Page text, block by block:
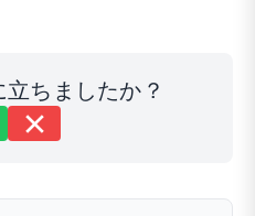
ちましたか？